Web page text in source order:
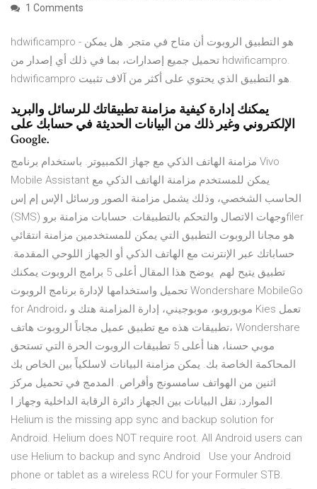
1 Comments
hdwificampro - هو التطبيق الروبوت أن متاح في متجر. هل يمكن
تحميل جميع إصدارات، بما في ذلك أي إصدار من hdwificampro.
hdwificampro هو التطبيق الذي يحتوي على أكثر من آلاف تثبيت.
يمكنك إدارة كيفية مزامنة تطبيقاتك للرسائل والبريد
الإلكتروني وغير ذلك من البيانات الحديثة في حسابك على
Google.
مزامنة الهاتف الذكي مع جهاز الكمبيوتر. باستخدام برنامج Vivo
Mobile Assistant يمكن للمستخدم مزامنة الهاتف الذكي مع
الحاسب الشخصي، وذلك يشمل مزامنة الصور ورسائل الإس إم إس
(SMS) وجهات الاتصال والتحكم بالتطبيقات. حسابات مزامنة بروfiler
هو مجانا الروبوت التطبيق التي يمكن للمستخدمين مزامنة انتقائي
حساباتك عبر الإنترنت مع الهاتف الذكي أو الجهاز اللوحي المقدمة.
تطبيق يتيح لهم يوضح هذا المقال أعلى 5 برامج الروبوت يمكنك
تحميل واستخدامها لإدارة برنامج الروبوت Wondershare MobileGo
for Android، موبوروبو، موبوجيني، إدارة المزامنة هتك و Kies تعمل
تطبيقات هذه مع تطبيق عميل مجاناً الروبوت هاتف، Wondershare
موبي حسنا، هنا أعلى 5 تطبيقات الروبوت الحرة التي تستحق
المحاكمة الخاصة بك. يمكن مزامنة البيانات لاسلكياً بين الخاص بك
اثنين من الهواتف سامسونج وأقراص. المدمج في تحميل مركز
الموارد; نقل البيانات بين الجهاز دائرة الرقابة الداخلية وجهاز ا
Helium is the missing app sync and backup solution for
Android. Helium does NOT require root. All Android users can
use Helium to backup and sync Android Use your Android
phone or tablet as a wireless RCU for your Formuler STB.